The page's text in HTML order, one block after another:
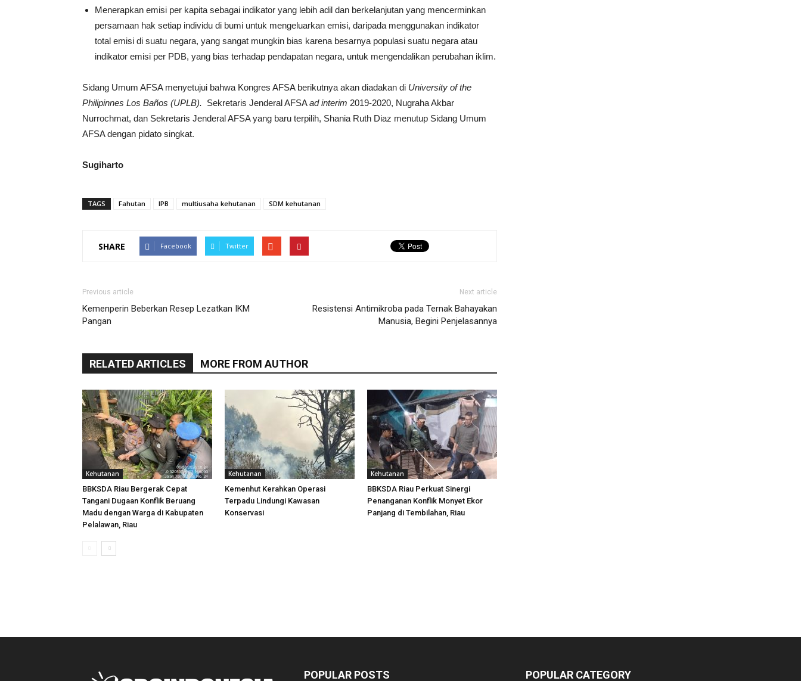
Menerapkan emisi per kapita sebagai indikator yang lebih adil dan berkelanjutan yang mencerminkan
persamaan hak setiap individu di bumi untuk mengeluarkan emisi, daripada menggunakan indikator
total emisi di suatu negara, yang sangat mungkin bias karena besarnya populasi suatu negara atau
indikator emisi per PDB, yang bias terhadap pendapatan negara, untuk mengendalikan perubahan iklim.
Sidang Umum AFSA menyetujui bahwa Kongres AFSA berikutnya akan diadakan di University of the
Philipinnes Los Baños (UPLB). Sekretaris Jenderal AFSAad interim 2019-2020, Nugraha Akbar
Nurrochmat, dan Sekretaris Jenderal AFSA yang baru terpilih, Shania Ruth Diaz menutup Sidang Umum
AFSA dengan pidato singkat.
Sugiharto
TAGS Fahutan IPB multiusaha kehutanan SDM kehutanan
SHARE Facebook Twitter
Previous article
Kemenperin Beberkan Resep Lezatkan IKM
Pangan
Next article
Resistensi Antimikroba pada Ternak Bahayakan
Manusia, Begini Penjelasannya
RELATED ARTICLES MORE FROM AUTHOR
Kehutanan
BBKSDA Riau Bergerak Cepat
Tangani Dugaan Konflik Beruang
Madu dengan Warga di Kabupaten
Pelalawan, Riau
Kehutanan
Kemenhut Kerahkan Operasi
Terpadu Lindungi Kawasan
Konservasi
Kehutanan
BBKSDA Riau Perkuat Sinergi
Penanganan Konflik Monyet Ekor
Panjang di Tembilahan, Riau
POPULAR POSTS POPULAR CATEGORY